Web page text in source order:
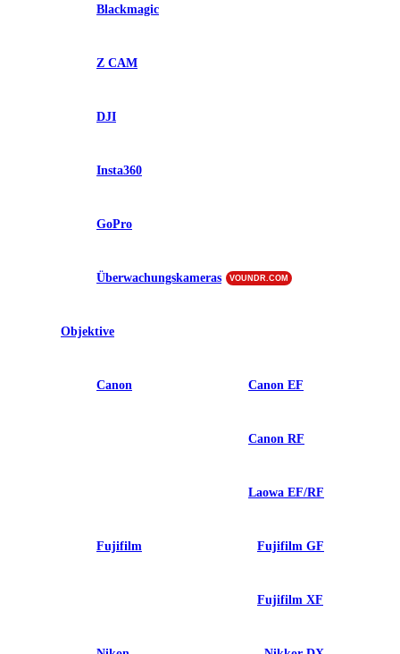
Blackmagic
Z CAM
DJI
Insta360
GoPro
Überwachungskameras VOUNDR.COM
Objektive
Canon Canon EF
Canon RF
Laowa EF/RF
Fujifilm Fujifilm GF
Fujifilm XF